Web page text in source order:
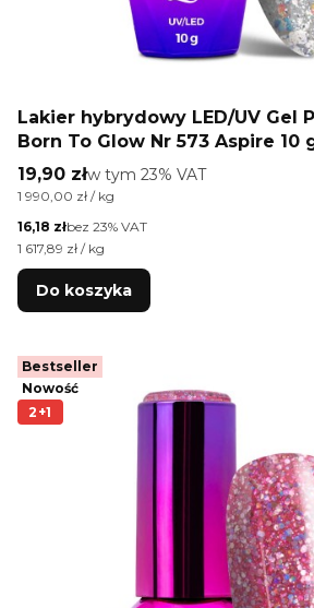
Lakier hybrydowy LED/UV Gel
Born To Glow Nr 573 Aspire 10
Cena brutto
19,90 złw tym %s VAT
w tym 23% VAT
Cena jednostkowa brutto
1 990,00 zł / kg
Cena netto
16,18 złbez 23% VAT
Cena jednostkowa netto
1 617,89 zł / kg
Do koszyka
Bestseller
Nowość
2+1